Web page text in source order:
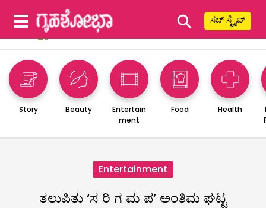
⚲ ಸಬ್ ಸ್ಕ್ರೈಬ್
Story Beauty
Entertain
ment
Food Health
Entertainment
ತಲುಪಿತು ‘ಸ ರಿ ಗ ಮ ಪ’ ಅಂತಿಮ ಘಟ್ಟ